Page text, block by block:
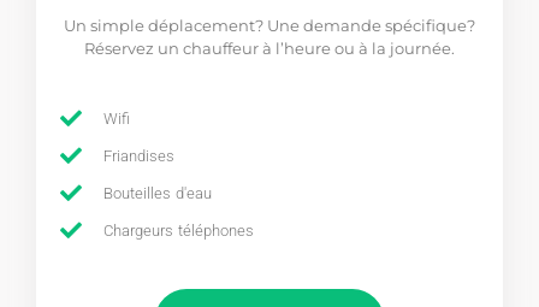
Un simple déplacement? Une demande spécifique?
Réservez un chauffeur à l’heure ou à la journée.
Wifi
Friandises
Bouteilles d'eau
Chargeurs téléphones